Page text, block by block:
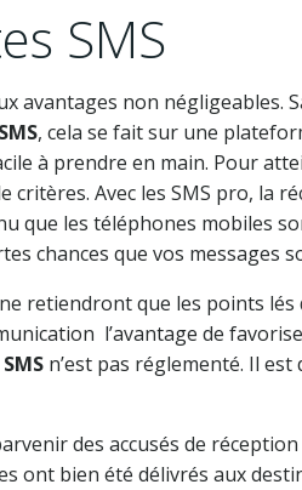
SMS
avantages non négligeables.
, cela se fait sur une
à prendre en main. Pour
Avec les SMS pro, la
que les téléphones mobiles
chances que vos messages
retiendront que les points lés
l’avantage de
n’est pas réglementé. Il
des accusés de
ont bien été délivrés aux